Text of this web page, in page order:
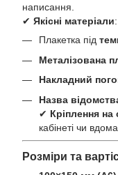
написання.
✔ Якісні матеріали:
Плакетка під
Металізована
Накладний
Назва
✔ Кріплення на
кабінеті чи вдома.
Розміри та